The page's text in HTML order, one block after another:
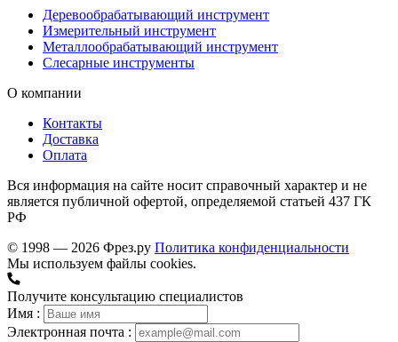
Деревообрабатывающий инструмент
Измерительный инструмент
Металлообрабатывающий инструмент
Слесарные инструменты
О компании
Контакты
Доставка
Оплата
Вся информация на сайте носит справочный характер и не
является публичной офертой, определяемой статьей 437 ГК
РФ
© 1998 — 2026 Фрез.ру Политика конфиденциальности
Мы используем файлы cookies.
Получите консультацию специалистов
Имя :
Электронная почта :